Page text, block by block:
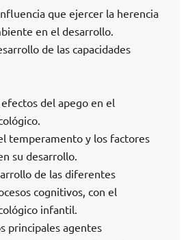
que ejercer la herencia
en el desarrollo.
de las capacidades
del apego en el
temperamento y los factores
su desarrollo.
de las diferentes
cognitivos, con el
infantil.
principales agentes